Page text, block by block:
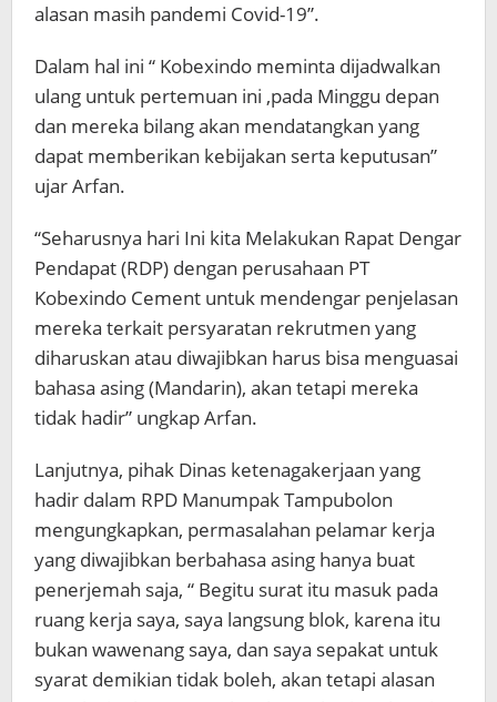
alasan masih pandemi Covid-19”.
Dalam hal ini “ Kobexindo meminta dijadwalkan
ulang untuk pertemuan ini ,pada Minggu depan
dan mereka bilang akan mendatangkan yang
dapat memberikan kebijakan serta keputusan”
ujar Arfan.
“Seharusnya hari Ini kita Melakukan Rapat Dengar
Pendapat (RDP) dengan perusahaan PT
Kobexindo Cement untuk mendengar penjelasan
mereka terkait persyaratan rekrutmen yang
diharuskan atau diwajibkan harus bisa menguasai
bahasa asing (Mandarin), akan tetapi mereka
tidak hadir” ungkap Arfan.
Lanjutnya, pihak Dinas ketenagakerjaan yang
hadir dalam RPD Manumpak Tampubolon
mengungkapkan, permasalahan pelamar kerja
yang diwajibkan berbahasa asing hanya buat
penerjemah saja, “ Begitu surat itu masuk pada
ruang kerja saya, saya langsung blok, karena itu
bukan wawenang saya, dan saya sepakat untuk
syarat demikian tidak boleh, akan tetapi alasan